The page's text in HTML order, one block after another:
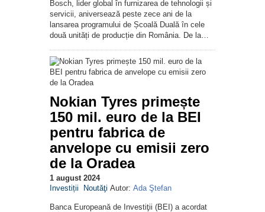
Bosch, lider global în furnizarea de tehnologii și
servicii, aniversează peste zece ani de la
lansarea programului de Școală Duală în cele
două unități de producție din România. De la…
Nokian Tyres primește
150 mil. euro de la BEI
pentru fabrica de
anvelope cu emisii zero
de la Oradea
1 august 2024
Investiții
Noutăţi Autor: Ada Ştefan
Banca Europeană de Investiţii (BEI) a acordat